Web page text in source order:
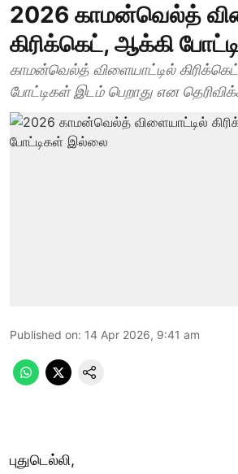
2026 காமன்வெல்த்
கிரிக்கெட், ஆக்கி
காமன்வெல்த் விளையாட்டில்
போட்டிகள் இடம் பெறாது என
Published on: 14 Apr 2026, 9:41 am
புதுடெல்லி,